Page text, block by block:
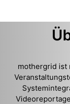
mothergrid ist